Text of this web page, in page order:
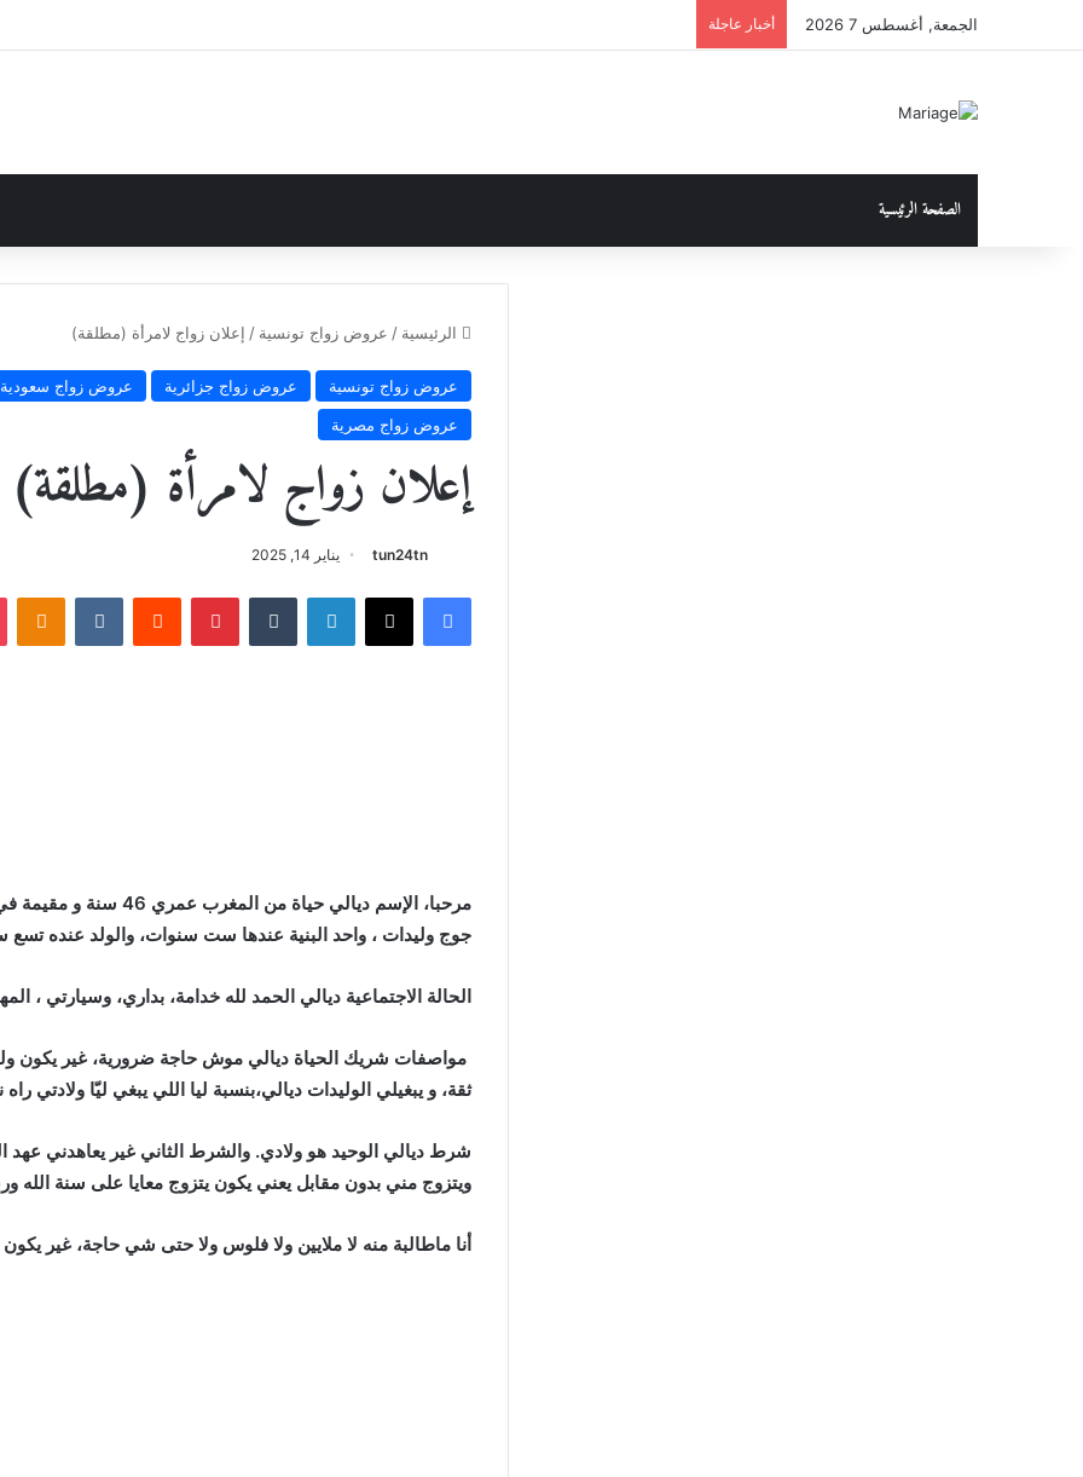
الجمعة, أغسطس 7 2026 أخبار عاجلة
الصفحة الرئيسية
الرئيسية / عروض زواج تونسية / إعلان زواج لامرأة (مطلقة)
عروض زواج تونسية عروض زواج جزائرية عروض زواج سعودية
عروض زواج مصرية
إعلان زواج لامرأة (مطلقة)
tun24tn يناير 14, 2025
فيسبوك لينكدإن بينتيريست
مرحبا، الإسم ديالي
جوج وليدات ، واحد البنية عندها ست سنوات، والولد عنده تسع
الحالة الاجتماعية ديالي الحمد لله خدامة، بداري، وسيارتي ،
مواصفات شريك الحياة ديالي موش حاجة ضرورية، غير يكون ولد
ثقة، و يبغيلي الوليدات ديالي،بنسبة ليا اللي يبغي ليّا ولادتي
شرط ديالي الوحيد هو ولادي. والشرط الثاني غير يعاهدني عهد
ويتزوج مني بدون مقابل يعني يكون يتزوج معايا على سنة الله
أنا ماطالبة منه لا ملايين ولا فلوس ولا حتى شي حاجة، غير